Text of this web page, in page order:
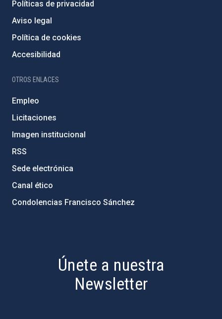
Políticas de privacidad
Aviso legal
Política de cookies
Accesibilidad
OTROS ENLACES
Empleo
Licitaciones
Imagen institucional
RSS
Sede electrónica
Canal ético
Condolencias Francisco Sánchez
Únete a nuestra
Newsletter